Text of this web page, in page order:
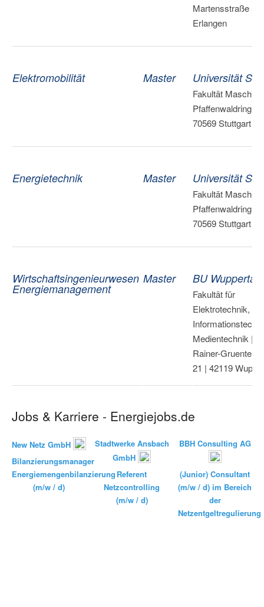
Martensstraße 5a
Erlangen
Elektromobilität Master Universität
Fakultät
Pfaffenwaldring 9
70569 Stuttgart
Energietechnik Master Universität
Fakultät
Pfaffenwaldring 9
70569 Stuttgart
Wirtschaftsingenieurwesen
Energiemanagement
Master BU Wuppertal
Fakultät für
Elektrotechnik,
Medientechnik |
Rainer-Gruentel-
21 | 42119
Jobs & Karriere - Energiejobs.de
New Netz GmbH
Bilanzierungsmanager
Energiemengenbilanzierung
(m/w / d)
Stadtwerke Ansbach
GmbH
Referent
Netzcontrolling
(m/w / d)
BBH Consulting AG
(Junior) Consultant
(m/w / d) im Bereich
der
Netzentgeltregulierung